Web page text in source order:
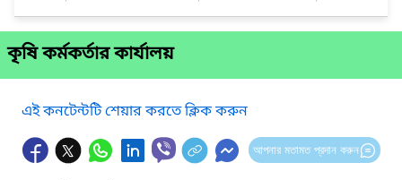
কৃষি কর্মকর্তার কার্যালয়
এই কনটেন্টটি শেয়ার করতে ক্লিক করুন
আপনার মতামত প্রদান করুন